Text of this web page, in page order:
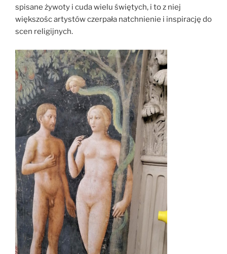
spisane żywoty i cuda wielu świętych, i to z niej
większośc artystów czerpała natchnienie i inspirację do
scen religijnych.